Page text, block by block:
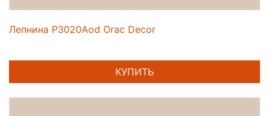
Лепнина P3020Aod Orac Decor
КУПИТЬ